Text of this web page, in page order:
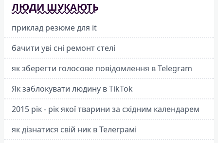
ЛЮДИ ШУКАЮТЬ
приклад резюме для it
бачити уві сні ремонт стелі
як зберегти голосове повідомлення в Telegram
Як заблокувати людину в TikTok
2015 рік - рік якої тварини за східним календарем
як дізнатися свій ник в Телеграмі